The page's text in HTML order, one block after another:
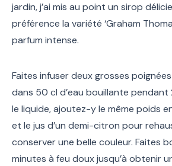
jardin, j’ai mis au point un sirop
préférence la variété ‘Graham
parfum intense.
Faites infuser deux grosses
dans 50 cl d’eau bouillante pendant
le liquide, ajoutez-y le même poids
et le jus d’un demi-citron pour
conserver une belle couleur. Faites
minutes à feu doux jusqu’à obtenir